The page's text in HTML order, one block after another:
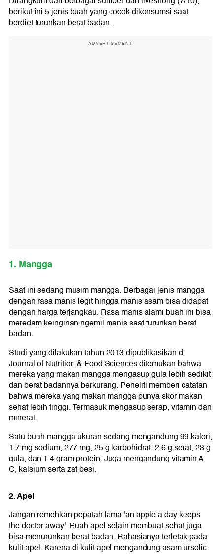
berikut ini 5 jenis buah yang cocok dikonsumsi saat
berdiet turunkan berat badan.
ADVERTISEMENT
1. Mangga
Saat ini sedang musim mangga. Berbagai jenis mangga
dengan rasa manis legit hingga manis asam bisa didapat
dengan harga terjangkau. Rasa manis alami buah ini bisa
meredam keinginan ngemil manis saat turunkan berat
badan.
Studi yang dilakukan tahun 2013 dipublikasikan di
Journal of Nutrition & Food Sciences ditemukan bahwa
mereka yang makan mangga mengasup gula lebih sedikit
dan berat badannya berkurang. Peneliti memberi catatan
bahwa mereka yang makan mangga punya skor makan
sehat lebih tinggi. Termasuk mengasup serap, vitamin dan
mineral.
Satu buah mangga ukuran sedang mengandung 99 kalori,
1.7 mg sodium, 277 mg, 25 g karbohidrat, 2.6 g serat, 23 g
gula, dan 1.4 gram protein. Juga mengandung vitamin A,
C, kalsium serta zat besi.
2. Apel
Jangan remehkan pepatah lama 'an apple a day keeps
the doctor away'. Buah apel selain membuat sehat juga
bisa menurunkan berat badan. Rahasianya terletak pada
kulit apel. Karena di kulit apel mengandung asam ursolic.